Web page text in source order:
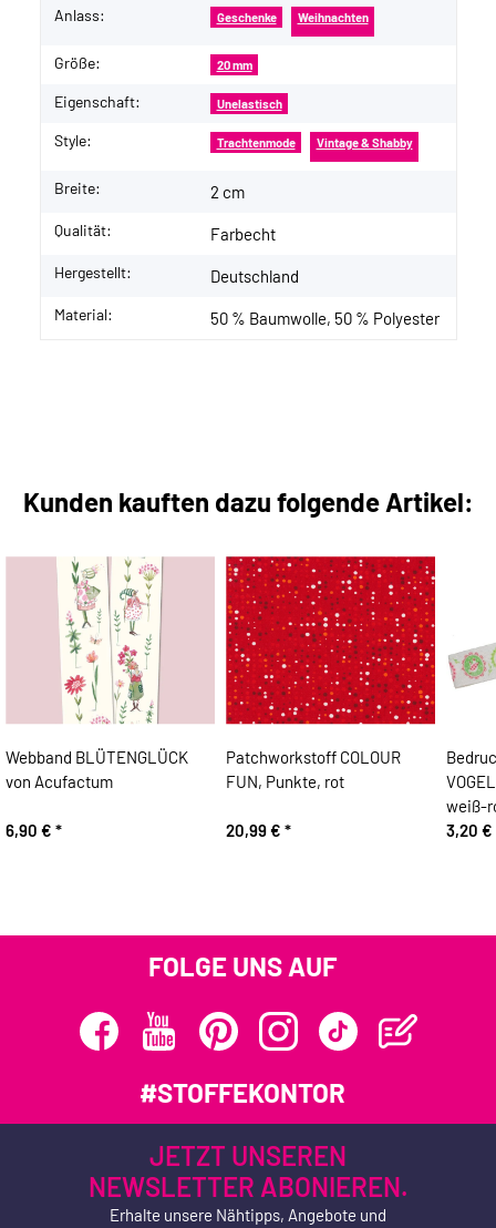
Anlass: Geschenke Weihnachten
Größe: 20 mm
Eigenschaft: Unelastisch
Style: Trachtenmode Vintage & Shabby
Breite: 2 cm
Qualität: Farbecht
Hergestellt: Deutschland
Material: 50 % Baumwolle, 50 % Polyester
Kunden kauften dazu folgende Artikel:
Webband BLÜTENGLÜCK
von Acufactum
6,90 € *
Patchworkstoff COLOUR
FUN, Punkte, rot
20,99 € *
weiß-
3,20 €
FOLGE UNS AUF
#STOFFEKONTOR
JETZT UNSEREN
NEWSLETTER ABONIEREN.
Erhalte unsere Nähtipps, Angebote und